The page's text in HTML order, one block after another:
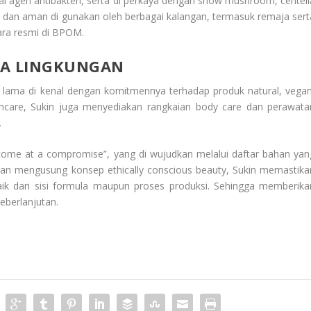
aman di gunakan oleh berbagai kalangan, termasuk remaja
resmi di BPOM.
LINGKUNGAN
di kenal dengan komitmennya terhadap produk natural,
Sukin juga menyediakan rangkaian body care dan
at a compromise”, yang di wujudkan melalui daftar bahan
mengusung konsep ethically conscious beauty, Sukin
dari sisi formula maupun proses produksi. Sehingga